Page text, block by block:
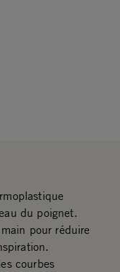
du poignet.
pour réduire
courbes